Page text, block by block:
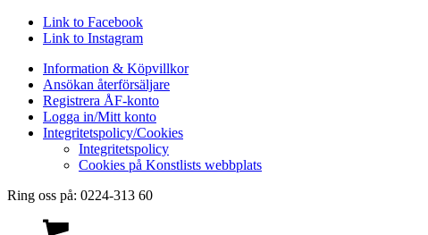
Link to Facebook
Link to Instagram
Information & Köpvillkor
Ansökan återförsäljare
Registrera ÅF-konto
Logga in/Mitt konto
Integritetspolicy/Cookies
Integritetspolicy
Cookies på Konstlists webbplats
Ring oss på: 0224-313 60